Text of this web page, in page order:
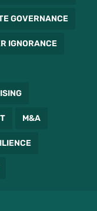
GOVERNANCE
IGNORANCE
M&A